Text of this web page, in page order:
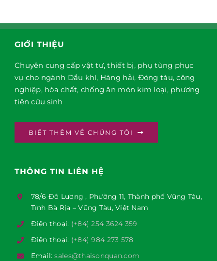
GIỚI THIỆU
Chuyên cung cấp vật tư, thiết bị, phụ tùng phục
vụ cho ngành Dầu khí, Hàng hải, Đóng tàu, công
nghiệp, hóa chất, chống ăn mòn kim loại, phương
tiện cứu sinh
BIẾT THÊM VỀ CHÚNG TÔI
THÔNG TIN LIÊN HỆ
78/6 Đô Lương , Phường 11, Thành phố Vũng Tàu,
Tỉnh Bà Rịa – Vũng Tàu, Việt Nam
Điện thoại: (+84) 254 3624 359
Điện thoại: (+84) 984 273 578
Email:sales@thaisonquan.com